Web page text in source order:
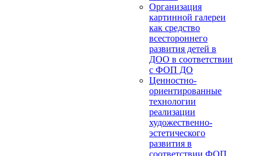
Организация
картинной галереи
как средство
всестороннего
развития детей в
ДОО в соответствии
с ФОП ДО
Ценностно-
ориентированные
технологии
реализации
художественно-
эстетического
развития в